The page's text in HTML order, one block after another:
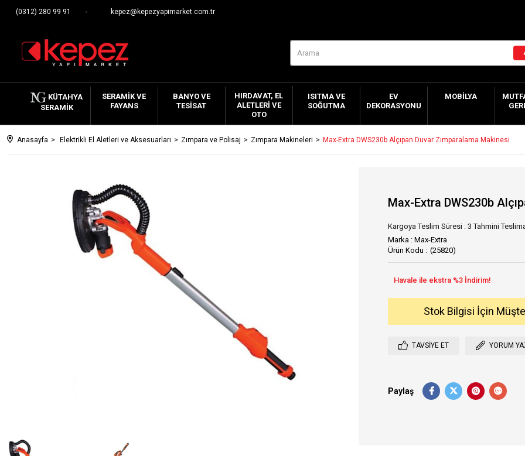
(0312) 280 99 91 kepez@kepezyapimarket.com.tr
KÜTAHYA
SERAMIK
SERAMIK VE
FAYANS
BANYO VE
TESISAT
HIRDAVAT, EL
ALETLERI VE
OTO
ISITMA VE
SOĞUTMA
EV
DEKORASYONU
MOBILYA
Anasayfa Elektrikli El Aletleri ve Aksesuarları Zımpara ve Polisaj Zımpara Makineleri Max-Extra DWS230b Alçıpan Duvar Zımparalama Makinesi
Max-Extra DWS230b
Kargoya Teslim Süresi : 3 Tahmini
Marka : Max-Extra
(25820)
Stok Bilgisi İçin
TAVSIYE ET YORUM
Paylaş